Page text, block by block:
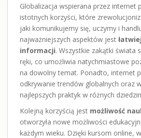
Globalizacja wspierana przez internet
istotnych korzyści, które
jaki komunikujemy się, uczymy i
najważniejszych aspektów jest
informacji. Wszystkie zakątki świata
ręki, co umożliwia natychmiastowe
na dowolny temat. Ponadto, internet
odkrywanie trendów globalnych oraz
najlepszych praktyk w różnych
Kolejną korzyścią jest możliwość
otworzyła nowe możliwości
każdym wieku. Dzięki kursom online,